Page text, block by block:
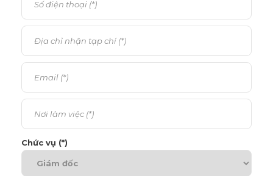
Chức vụ (*)